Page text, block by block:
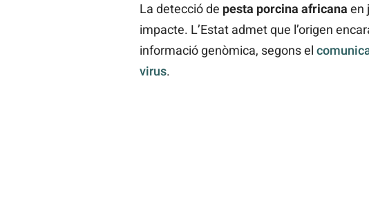
La detecció de pesta porcina africana en
impacte. L’Estat admet que l’origen
informació genòmica, segons el
virus.